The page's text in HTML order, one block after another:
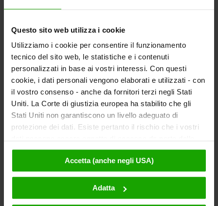
Questo sito web utilizza i cookie
Utilizziamo i cookie per consentire il funzionamento
tecnico del sito web, le statistiche e i contenuti
personalizzati in base ai vostri interessi. Con questi
cookie, i dati personali vengono elaborati e utilizzati - con
il vostro consenso - anche da fornitori terzi negli Stati
Uniti. La Corte di giustizia europea ha stabilito che gli
Stati Uniti non garantiscono un livello adeguato di
protezione dei dati. Esiste pertanto il rischio che i vostri
autorità statunitensi a fini di controllo e monitoraggio a
causa di ordinanze corrispondenti nei confronti di fornitori
terzi (ad es. Google, Meta) e che non sussistano misure
legali efficaci per fare opposizione. Facendo clic su
"Accetta", l'utente accetta che i cookie possano essere
Accetta (anche negli USA)
Adatta